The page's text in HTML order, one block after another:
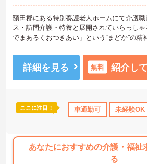
格OK 日勤のみ 年間休日110日以上
額田郡にある特別養護老人ホームにて介護
ス・訪問介護・特養と展開されていらっし
でまあるくおつきあい」という“まどか”の精
には丁寧な教育・研修でフォローしていただ
ートしていただけます。ご興味ある方には
ど、詳細をお話しいたしますのでお気軽にご
詳細を見る 無料 紹介し
ここに注目！ 車通勤可 未経験OK
あなたにおすすめの介護・福祉
る